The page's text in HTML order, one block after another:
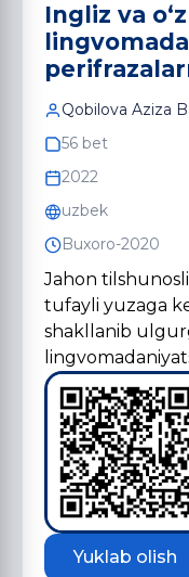
Ingliz va
Qobilova Aziza
56 bet
2022
uzbek
Buxoro-2020
Jahon
tufayli yuzaga
shakllanib
Yuklab olish